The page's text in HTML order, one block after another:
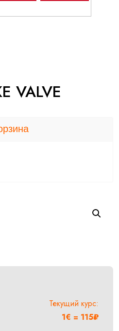
VALVE
Текущий курс:
1€ = 115₽